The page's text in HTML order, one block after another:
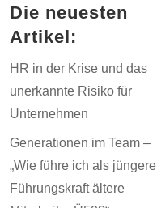
Die neuesten
Artikel:
HR in der Krise und das
unerkannte Risiko für
Unternehmen
Generationen im Team –
„Wie führe ich als jüngere
Führungskraft ältere